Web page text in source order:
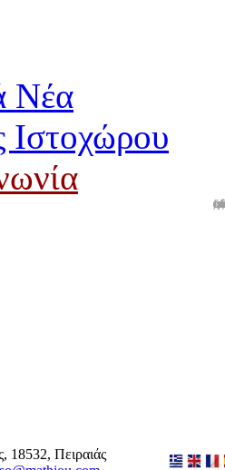
Νέα
Ιστοχώρου
18532, Πειραιάς